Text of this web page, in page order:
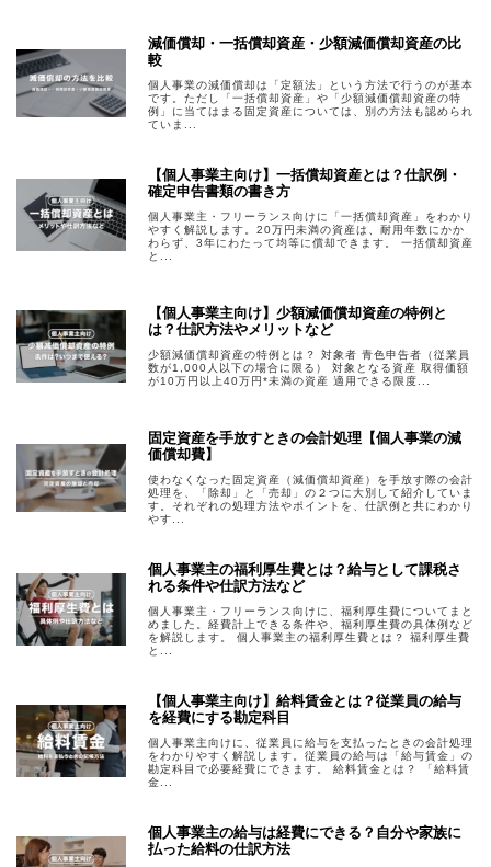
減価償却・一括償却資産・少額減価償却資産の比
較
個人事業の減価償却は「定額法」という方法で行うのが基本
です。ただし「一括償却資産」や「少額減価償却資産の特
例」に当てはまる固定資産については、別の方法も認められ
ていま...
【個人事業主向け】一括償却資産とは？仕訳例・
確定申告書類の書き方
個人事業主・フリーランス向けに「一括償却資産」をわかり
やすく解説します。20万円未満の資産は、耐用年数にかか
わらず、3年にわたって均等に償却できます。 一括償却資産
と...
【個人事業主向け】少額減価償却資産の特例と
は？仕訳方法やメリットなど
少額減価償却資産の特例とは？ 対象者 青色申告者（従業員
数が1,000人以下の場合に限る） 対象となる資産 取得価額
が10万円以上40万円*未満の資産 適用できる限度...
固定資産を手放すときの会計処理【個人事業の減
価償却費】
使わなくなった固定資産（減価償却資産）を手放す際の会計
処理を、「除却」と「売却」の２つに大別して紹介していま
す。それぞれの処理方法やポイントを、仕訳例と共にわかり
やす...
個人事業主の福利厚生費とは？給与として課税さ
れる条件や仕訳方法など
個人事業主・フリーランス向けに、福利厚生費についてまと
めました。経費計上できる条件や、福利厚生費の具体例など
を解説します。 個人事業主の福利厚生費とは？ 福利厚生費
と...
【個人事業主向け】給料賃金とは？従業員の給与
を経費にする勘定科目
個人事業主向けに、従業員に給与を支払ったときの会計処理
をわかりやすく解説します。従業員の給与は「給与賃金」の
勘定科目で必要経費にできます。 給料賃金とは？ 「給料賃
金...
個人事業主の給与は経費にできる？自分や家族に
払った給料の仕訳方法